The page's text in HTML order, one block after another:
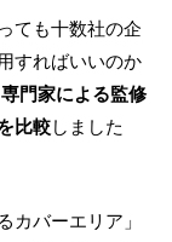
ても十数社の企
すればいいのか
専門家による監修
比較しました
カバーエリア」